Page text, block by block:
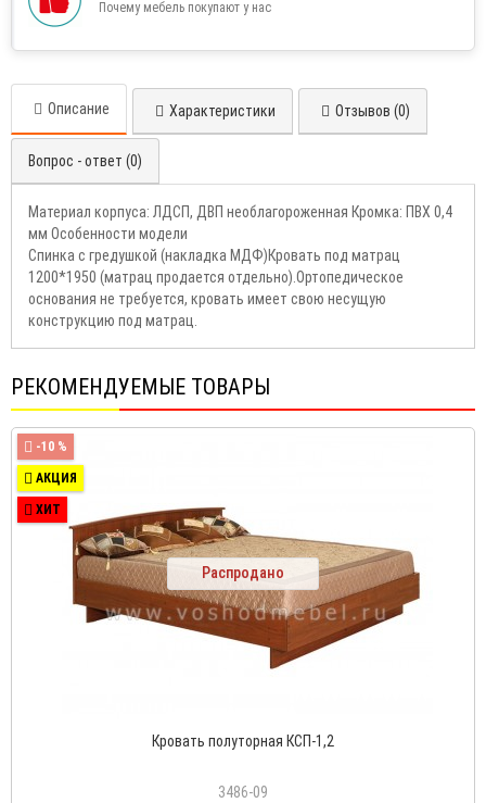
Почему мебель покупают у нас
Описание Характеристики Отзывов (0)
Вопрос - ответ (0)
Материал корпуса: ЛДСП, ДВП необлагороженная Кромка: ПВХ 0,4
мм Особенности модели
Спинка с гредушкой (накладка МДФ)Кровать под матрац
1200*1950 (матрац продается отдельно).Ортопедическое
основания не требуется, кровать имеет свою несущую
конструкцию под матрац.
РЕКОМЕНДУЕМЫЕ ТОВАРЫ
-10 %
АКЦИЯ
ХИТ
Распродано
Кровать полуторная КСП-1,2
3486-09